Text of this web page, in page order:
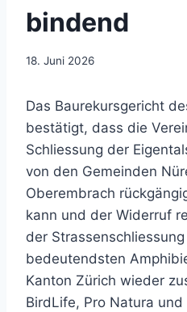
bindend
18. Juni 2026
Das Baurekursgericht
bestätigt, dass die
Schliessung der
von den Gemeinden
Oberembrach
kann und der Widerruf
der
bedeutendsten
Kanton Zürich wieder
BirdLife, Pro Natura